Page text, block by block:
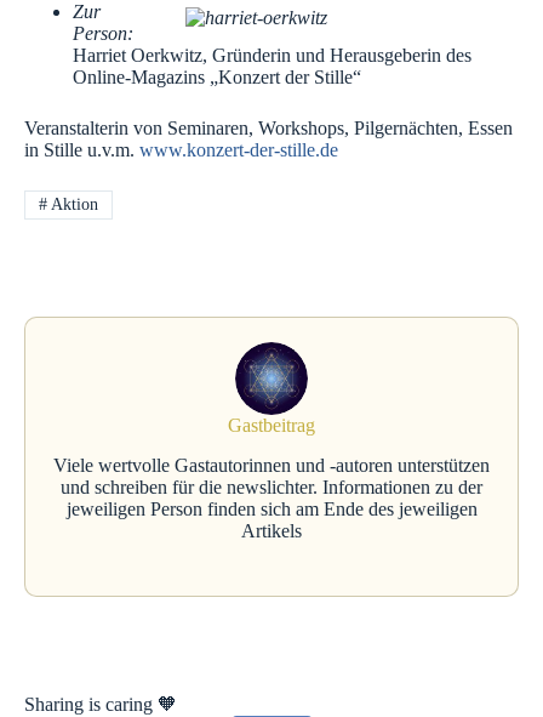
Zur
Person:
Harriet Oerkwitz, Gründerin und Herausgeberin des
Online-Magazins „Konzert der Stille“
Veranstalterin von Seminaren, Workshops, Pilgernächten, Essen
in Stille u.v.m. www.konzert-der-stille.de
#Aktion
Sharing is caring 🧡
Gastbeitrag
Viele wertvolle Gastautorinnen und -autoren unterstützen
und schreiben für die newslichter. Informationen zu der
jeweiligen Person finden sich am Ende des jeweiligen
Artikels